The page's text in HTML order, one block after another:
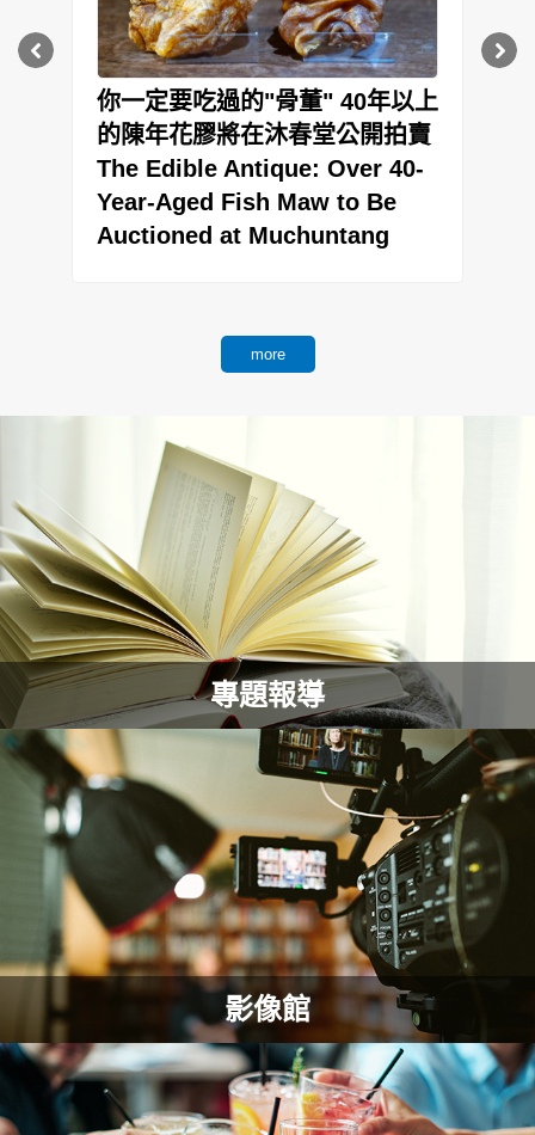
你一定要吃過的"骨董" 40年以上
的陳年花膠將在沐春堂公開拍賣
The Edible Antique: Over 40-
Year-Aged Fish Maw to Be
Auctioned at Muchuntang
more
專題報導
影像館